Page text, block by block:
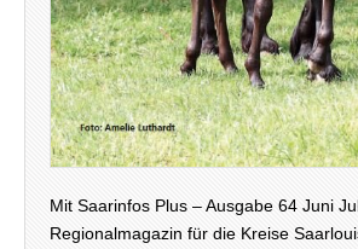
Mit Saarinfos Plus – Ausgabe 64 Juni
Regionalmagazin für die Kreise